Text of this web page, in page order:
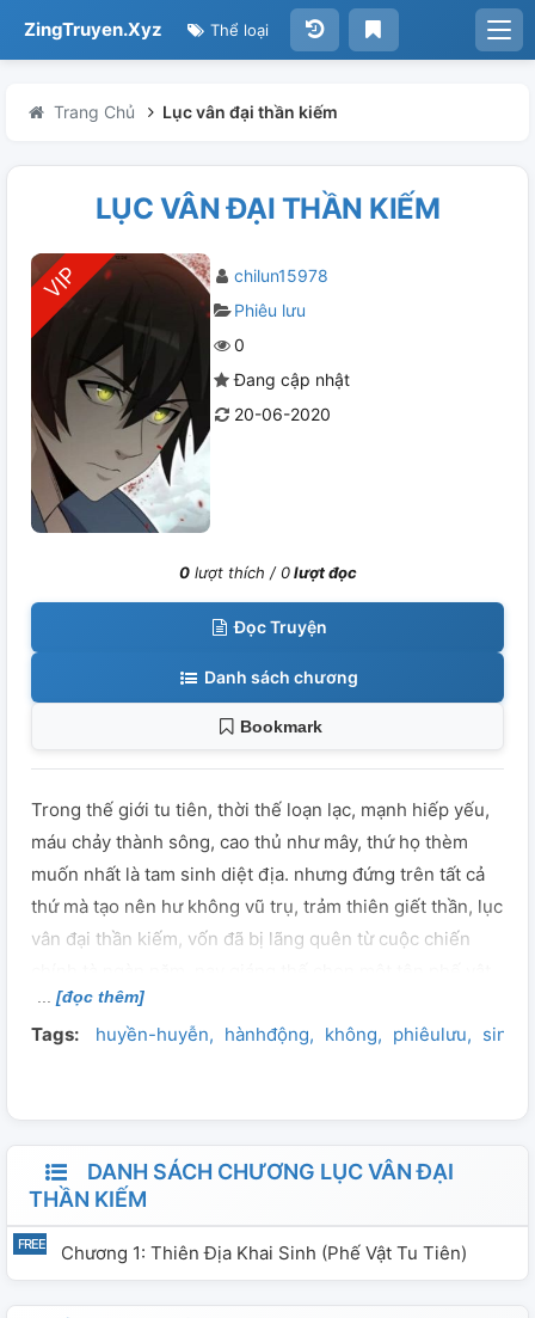
ZingTruyen.Xyz Thể loại
Trang Chủ Lục vân đại thần kiếm
LỤC VÂN ĐẠI THẦN KIẾM
chilun15978
Phiêu lưu
0
Đang cập nhật
20-06-2020
0lượt thích /0lượt đọc
Đọc Truyện
Danh sách chương
Bookmark
Trong thế giới tu tiên, thời thế loạn lạc, mạnh hiếp yếu,
máu chảy thành sông, cao thủ như mây, thứ họ thèm
muốn nhất là tam sinh diệt địa. nhưng đứng trên tất cả
thứ mà tạo nên hư không vũ trụ, trảm thiên giết thần, lục
vân đại thần kiếm, vốn đã bị lãng quên từ cuộc chiến
làm chủ, anh hùng tạo thời thế, hãy theo bước tên phế
vật này từng bước tung hoành vạn giới.
[đọc thêm]
Tags: huyền-huyễn hànhđộng không phiêulưu sinh
DANH SÁCH CHƯƠNG LỤC VÂN ĐẠI
THẦN KIẾM
Chương 1: Thiên Địa Khai Sinh (phế Vật Tu Tiên)